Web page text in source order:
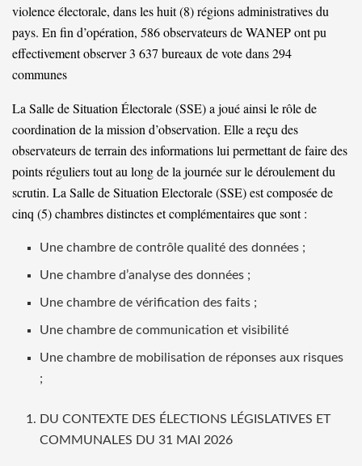
violence électorale, dans les huit (8) régions administratives du
pays. En fin d’opération, 586 observateurs de WANEP ont pu
effectivement observer 3 637 bureaux de vote dans 294
communes
La Salle de Situation Électorale (SSE) a joué ainsi le rôle de
coordination de la mission d’observation. Elle a reçu des
observateurs de terrain des informations lui permettant de faire des
points réguliers tout au long de la journée sur le déroulement du
scrutin. La Salle de Situation Electorale (SSE) est composée de
cinq (5) chambres distinctes et complémentaires que sont :
Une chambre de contrôle qualité des données ;
Une chambre d’analyse des données ;
Une chambre de vérification des faits ;
Une chambre de communication et visibilité
Une chambre de mobilisation de réponses aux risques
;
DU CONTEXTE DES ÉLECTIONS LÉGISLATIVES ET
COMMUNALES DU 31 MAI 2026